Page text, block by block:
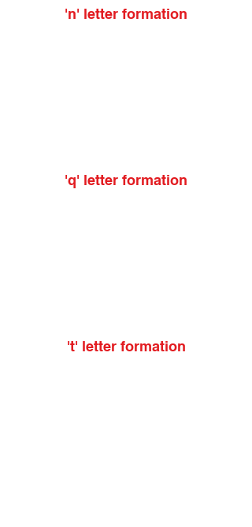
'n' letter formation
'q' letter formation
't' letter formation